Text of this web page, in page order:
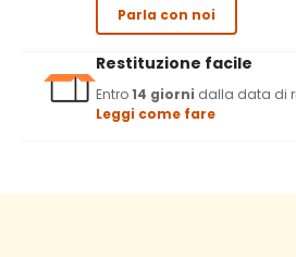
Parla con noi
Restituzione facile
Entro14 giorni dalla data di
Leggi come fare